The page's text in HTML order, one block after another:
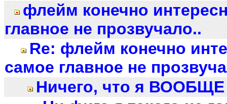
флейм конечно
главное не прозвучало..
Re: флейм конечно
самое главное не
Ничего, что я ВООБЩЕ